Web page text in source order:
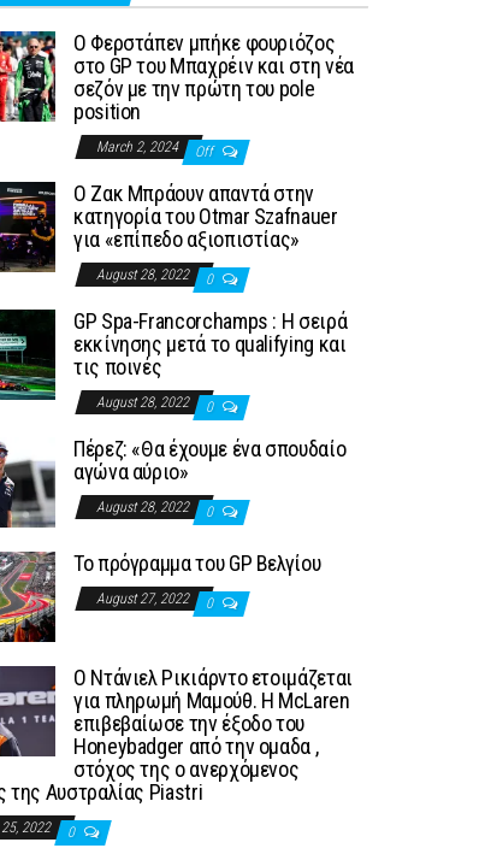
Ο Φερστάπεν μπήκε φουριόζος
στο GP του Μπαχρέιν και στη νέα
σεζόν με την πρώτη του pole
position
March 2, 2024 Off
Ο Ζακ Μπράουν απαντά στην
κατηγορία του Otmar Szafnauer
για «επίπεδο αξιοπιστίας»
August 28, 2022 0
GP Spa-Francorchamps : Η σειρά
εκκίνησης μετά το qualifying και
τις ποινές
August 28, 2022 0
Πέρεζ: «Θα έχουμε ένα σπουδαίο
αγώνα αύριο»
August 28, 2022 0
To πρόγραμμα του GP Βελγίου
August 27, 2022 0
Ο Ντάνιελ Ρικιάρντο ετοιμάζεται
για πληρωμή Μαμούθ. Η McLaren
επιβεβαίωσε την έξοδο του
Honeybadger από την ομαδα ,
στόχος της ο ανερχόμενος
της Αυστραλίας Piastri
2022 0